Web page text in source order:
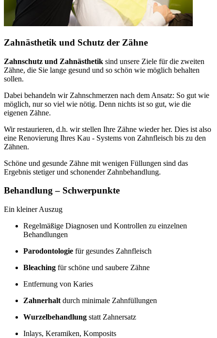
Zahnästhetik und Schutz der Zähne
Zahnschutz und Zahnästhetik sind unsere Ziele für die zweiten
Zähne, die Sie lange gesund und so schön wie möglich behalten
sollen.
Dabei behandeln wir Zahnschmerzen nach dem Ansatz: So gut wie
möglich, nur so viel wie nötig. Denn nichts ist so gut, wie die
eigenen Zähne.
Wir restaurieren, d.h. wir stellen Ihre Zähne wieder her. Dies ist also
eine Renovierung Ihres Kau - Systems von Zahnfleisch bis zu den
Zähnen.
Schöne und gesunde Zähne mit wenigen Füllungen sind das
Ergebnis stetiger und schonender Zahnbehandlung.
Behandlung – Schwerpunkte
Ein kleiner Auszug
Regelmäßige Diagnosen und Kontrollen zu einzelnen
Behandlungen
Parodontologie für gesundes Zahnfleisch
Bleaching für schöne und saubere Zähne
Entfernung von Karies
Zahnerhalt durch minimale Zahnfüllungen
Wurzelbehandlung statt Zahnersatz
Inlays, Keramiken, Komposits